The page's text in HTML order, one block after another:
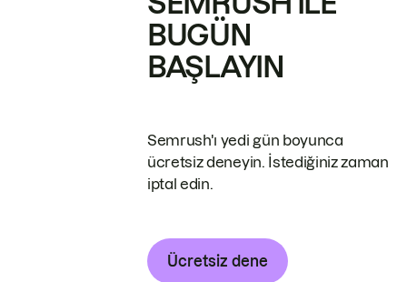
BUGÜN
BAŞLAYIN
Semrush'ı yedi gün boyunca
ücretsiz deneyin. İstediğiniz zaman
iptal edin.
Ücretsiz dene